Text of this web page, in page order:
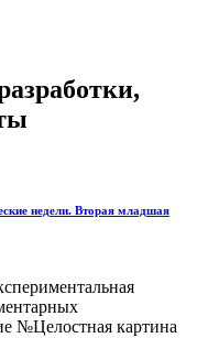
недели. Вторая младшая
№Целостная картина